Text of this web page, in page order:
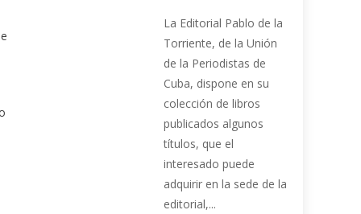
La Editorial Pablo de la
Torriente, de la Unión
de la Periodistas de
Cuba, dispone en su
colección de libros
publicados algunos
títulos, que el
interesado puede
adquirir en la sede de la
editorial,...